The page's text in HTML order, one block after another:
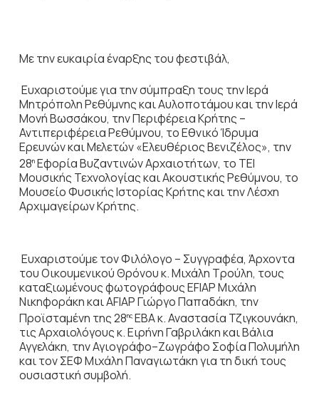
Με την ευκαιρία έναρξης του φεστιβάλ,
Ευχαριστούμε για την σύμπραξη τους την Ιερά
Μητρόπολη Ρεθύμνης και Αυλοποτάμου και την Ιερά
Μονή Βωσσάκου, την Περιφέρεια Κρήτης –
Αντιπεριφέρεια Ρεθύμνου, το Εθνικό Ίδρυμα
Ερευνών και Μελετών «Ελευθέριος Βενιζέλος», την
28ηΕφορία Βυζαντινών Αρχαιοτήτων, το ΤΕΙ
Μουσικής Τεχνολογίας και Ακουστικής Ρεθύμνου, το
Μουσείο Φυσικής Ιστορίας Κρήτης και την Λέσχη
Αρχιμαγείρων Κρήτης.
Ευχαριστούμε τον Φιλόλογο – Συγγραφέα, Άρχοντα
του Οικουμενικού Θρόνου κ. Μιχάλη Τρούλη, τους
καταξιωμένους φωτογράφους EFIAP Μιχάλη
Νικηφοράκη και ΑFIAP Γιώργο Παπαδάκη, την
Προϊσταμένη της 28ηςΕΒΑ κ. Αναστασία Τζιγκουνάκη,
τις Αρχαιολόγους κ. Ειρήνη Γαβριλάκη και Βάλια
Αγγελάκη, την Αγιογράφο–Ζωγράφο Σοφία Πολυμήλη
και τον ΣΕΦ Μιχάλη Παναγιωτάκη για τη δική τους
ουσιαστική συμβολή.